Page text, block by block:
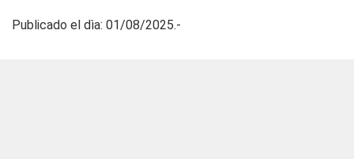
Publicado el dìa: 01/08/2025.-